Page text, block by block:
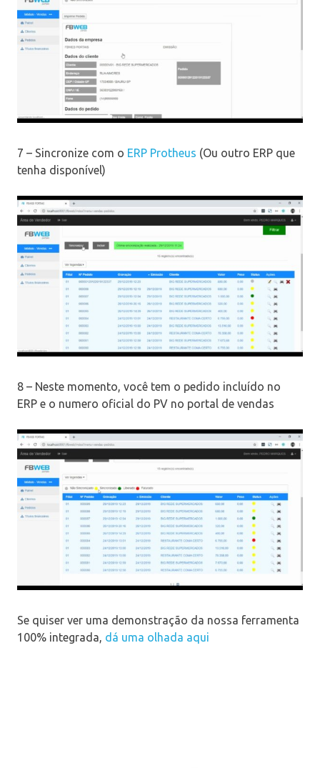
7 – Sincronize com o ERP Protheus (Ou outro ERP que
tenha disponível)
8 – Neste momento, você tem o pedido incluído no
ERP e o numero oficial do PV no portal de vendas
Se quiser ver uma demonstração da nossa ferramenta
100% integrada, dá uma olhada aqui